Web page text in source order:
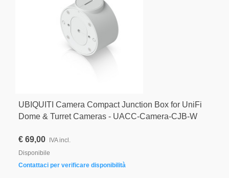
UBIQUITI Camera Compact Junction Box for UniFi
Dome & Turret Cameras - UACC-Camera-CJB-W
€ 69,00 IVA incl.
Disponibile
Contattaci per verificare disponibilità